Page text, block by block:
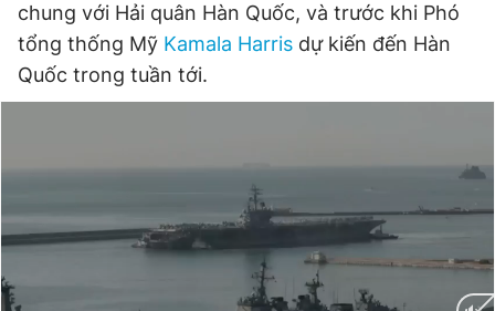
chung với Hải quân Hàn Quốc, và trước khi Phó
tổng thống Mỹ Kamala Harris dự kiến đến Hàn
Quốc trong tuần tới.